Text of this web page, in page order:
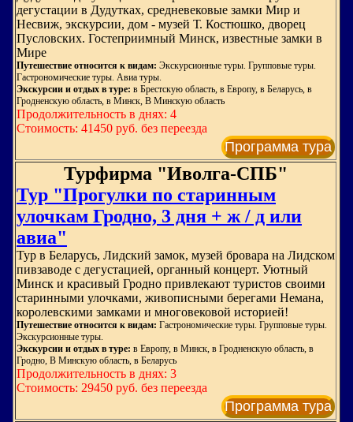
дегустации в Дудутках, средневековые замки Мир и
Несвиж, экскурсии, дом - музей Т. Костюшко, дворец
Пусловских. Гостеприимный Минск, известные замки в
Мире
Путешествие относится к видам: Экскурсионные туры. Групповые туры.
Гастрономические туры. Авиа туры.
Экскурсии и отдых в туре: в Брестскую область, в Европу, в Беларусь, в
Гродненскую область, в Минск, В Минскую область
Продолжительность в днях: 4
Стоимость: 41450 руб. без переезда
Программа тура
Турфирма "Иволга-СПБ"
Тур "Прогулки по старинным
улочкам Гродно, 3 дня + ж / д или
авиа"
Тур в Беларусь, Лидский замок, музей бровара на Лидском
пивзаводе с дегустацией, органный концерт. Уютный
Минск и красивый Гродно привлекают туристов своими
старинными улочками, живописными берегами Немана,
королевскими замками и многовековой историей!
Путешествие относится к видам: Гастрономические туры. Групповые туры.
Экскурсионные туры.
Экскурсии и отдых в туре: в Европу, в Минск, в Гродненскую область, в
Гродно, В Минскую область, в Беларусь
Продолжительность в днях: 3
Стоимость: 29450 руб. без переезда
Программа тура